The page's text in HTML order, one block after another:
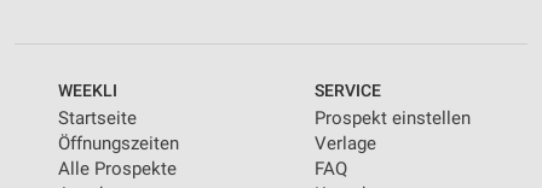
WEEKLI
Startseite
Öffnungszeiten
Alle Prospekte
SERVICE
Prospekt einstellen
Verlage
FAQ